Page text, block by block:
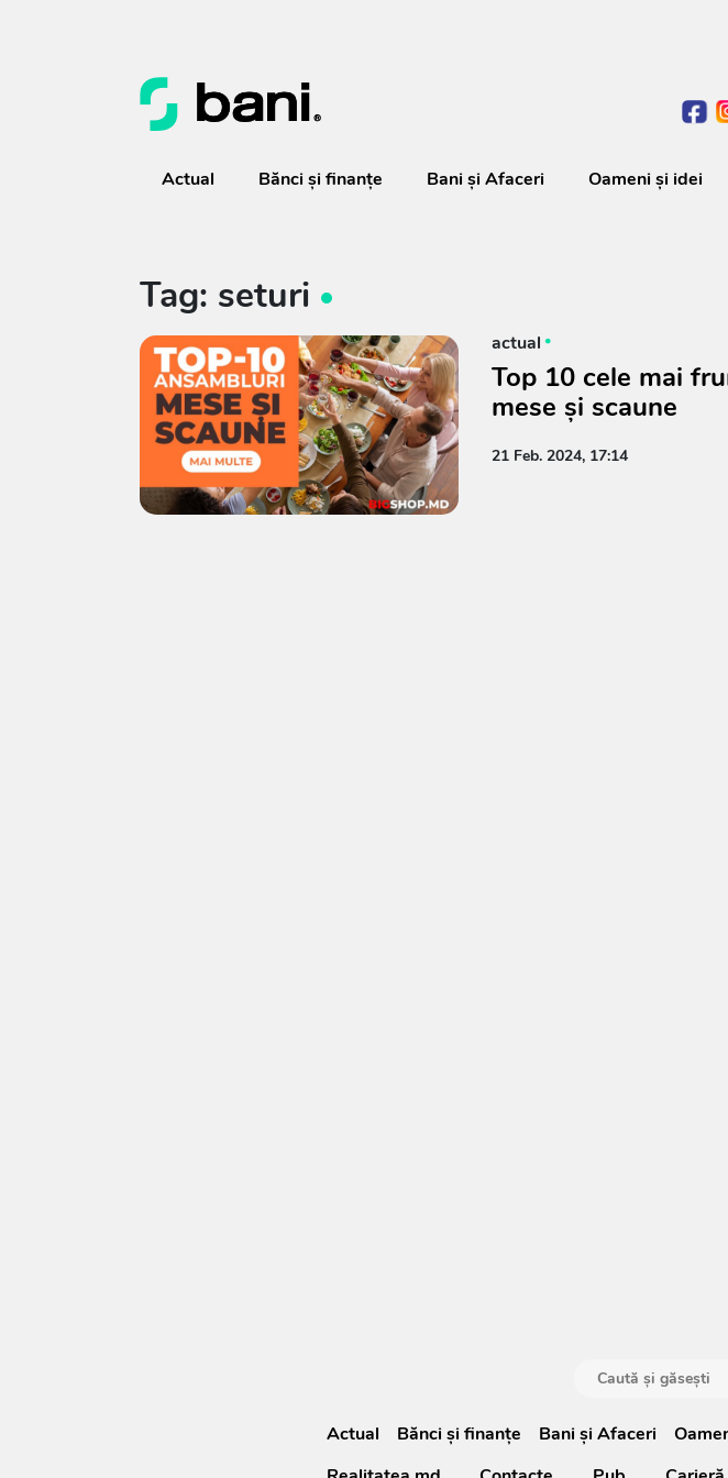
Actual Bănci şi finanţe Bani și Afaceri Oameni şi idei
Tag: seturi
actual
Top 10 cele mai
mese și scaune
21 Feb. 2024, 17:14
Actual Bănci şi finanţe Bani și Afaceri